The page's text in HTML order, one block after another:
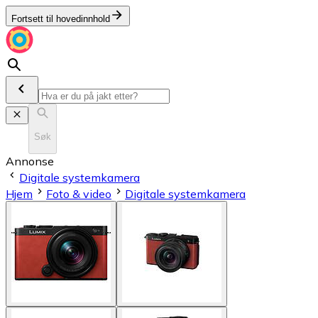
Fortsett til hovedinnhold
Søk
Annonse
Digitale systemkamera
Hjem
Foto & video Digitale systemkamera